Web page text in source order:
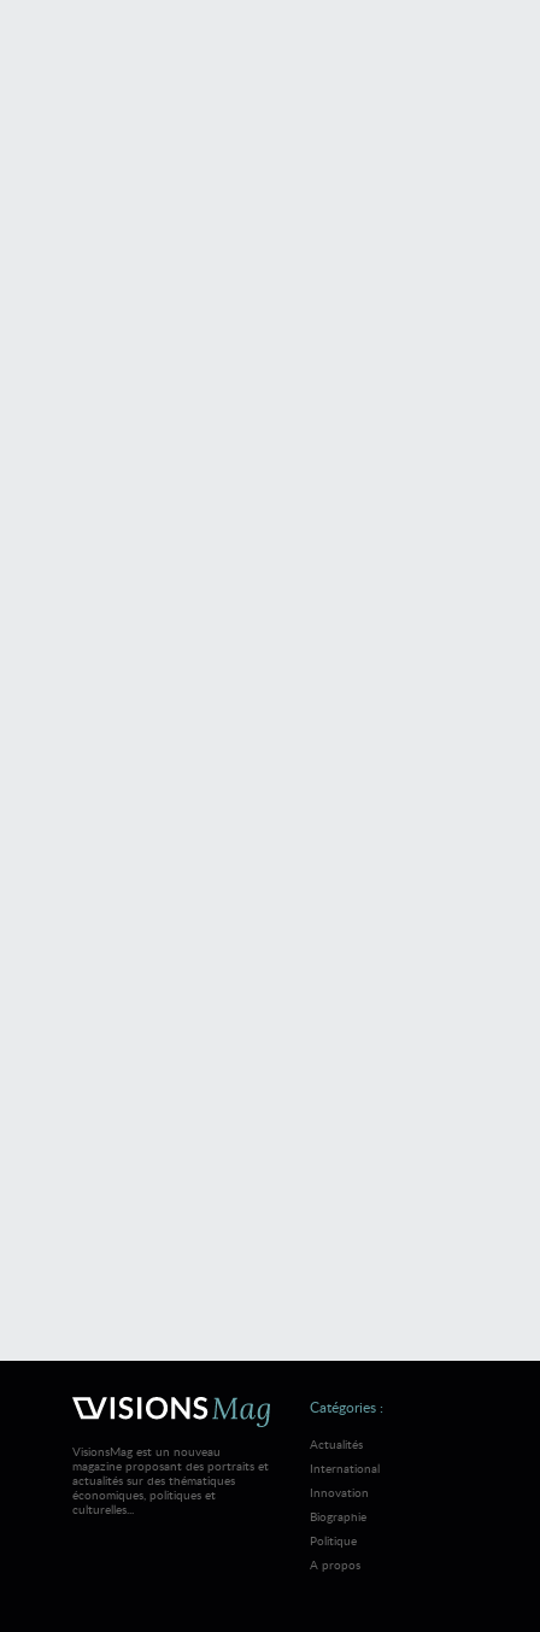
VisionsMag est un nouveau
magazine proposant des portraits et
actualités sur des thématiques
économiques, politiques et
culturelles...
Catégories :
Actualités
International
Innovation
Biographie
Politique
A propos